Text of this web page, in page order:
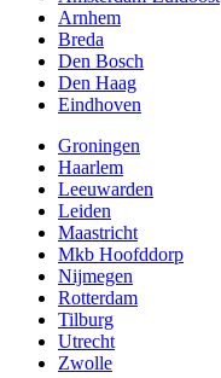
Arnhem
Breda
Den Bosch
Den Haag
Eindhoven
Groningen
Haarlem
Leeuwarden
Leiden
Maastricht
Mkb Hoofddorp
Nijmegen
Rotterdam
Tilburg
Utrecht
Zwolle